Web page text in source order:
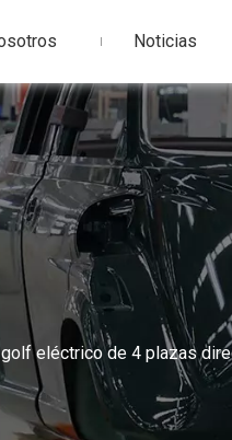
Noticias
eléctrico de 4 plazas